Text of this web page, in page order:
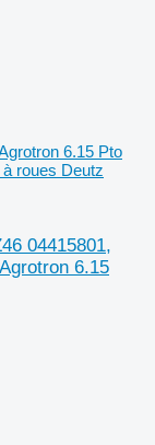
6.15 Pto
roues Deutz
04415801,
6.15